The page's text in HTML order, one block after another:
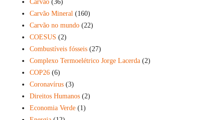
Carvão (36)
Carvão Mineral (160)
Carvão no mundo (22)
COESUS (2)
Combustíveis fósseis (27)
Complexo Termoelétrico Jorge Lacerda (2)
COP26 (6)
Coronavírus (3)
Direitos Humanos (2)
Economia Verde (1)